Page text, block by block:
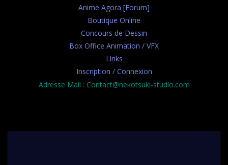
Anime Agora [Forum]
Boutique Online
Concours de Dessin
Box Office Animation / VFX
Links
Inscription / Connexion
Adresse Mail : Contact@nekotsuki-studio.com